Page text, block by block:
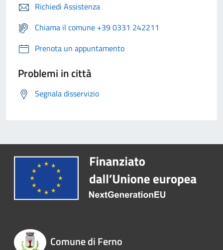
Richiedi Assistenza
Chiama il comune +39 0331 242211
Prenota un appuntamento
Problemi in città
Segnala disservizio
Comune di Ferno